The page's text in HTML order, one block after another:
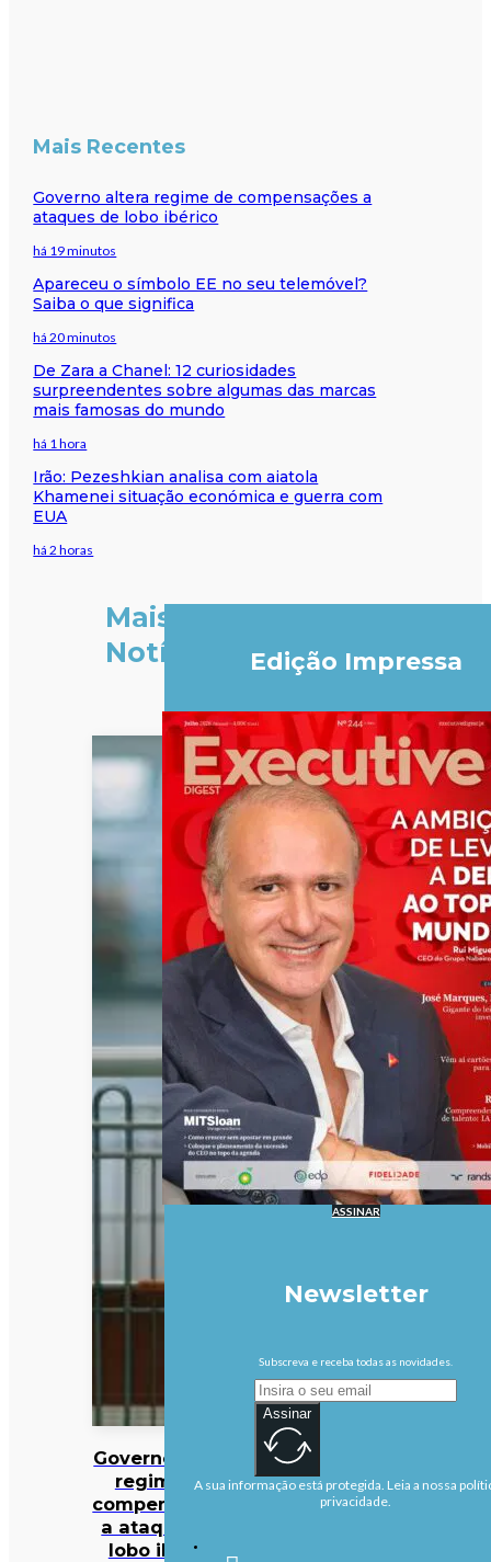
Mais Recentes
Governo altera regime de compensações a
ataques de lobo ibérico
há 19 minutos
Apareceu o símbolo EE no seu telemóvel?
Saiba o que significa
há 20 minutos
De Zara a Chanel: 12 curiosidades
surpreendentes sobre algumas das marcas
mais famosas do mundo
há 1 hora
Irão: Pezeshkian analisa com aiatola
Khamenei situação económica e guerra com
EUA
há 2 horas
Mais
Notícias
Governo altera
regime de
compensações
a ataques de
lobo ibérico
Edição Impressa
ASSINAR
Newsletter
Subscreva e receba todas as novidades.
Assinar
A sua informação está protegida. Leia a nossa
privacidade.